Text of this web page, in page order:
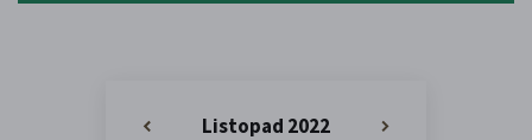
Listopad 2022
»